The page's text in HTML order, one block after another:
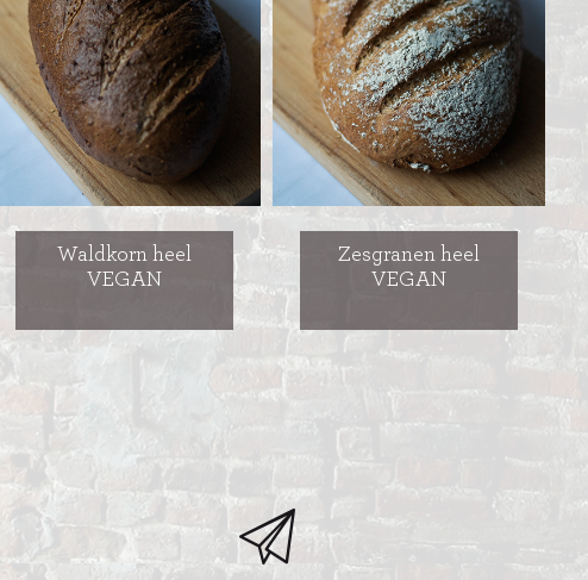
ROYAL TAARTEN
BAVAROISE TAARTEN
Waldkorn heel
VEGAN
Zesgranen heel
VEGAN